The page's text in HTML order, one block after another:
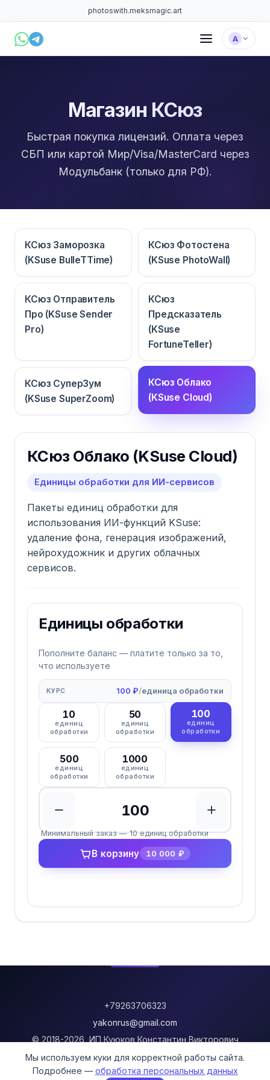
photoswith.meksmagic.art
А
Магазин КСюз
Быстрая покупка лицензий. Оплата через
СБП или картой Мир/Visa/MasterCard через
Модульбанк (только для РФ).
КСюз Заморозка
(KSuse BulleTTime)
КСюз Фотостена
(KSuse PhotoWall)
КСюз Отправитель
Про (KSuse Sender
Pro)
КСюз
Предсказатель
(KSuse
FortuneTeller)
КСюз СуперЗум
(KSuse SuperZoom)
КСюз Облако
(KSuse Cloud)
КСюз Облако (KSuse Cloud)
Единицы обработки для ИИ-сервисов
Пакеты единиц обработки для
использования ИИ-функций KSuse:
удаление фона, генерация изображений,
нейрохудожник и других облачных
сервисов.
Единицы обработки
Пополните баланс — платите только за то,
что используете
КУРС 100 ₽/единица обработки
10
единиц
обработки
50
единиц
обработки
100
единиц
обработки
500
единиц
обработки
1000
единиц
обработки
Количество единиц
Минимальный заказ — 10 единиц обработки
В корзину 10 000 ₽
+79263706323
yakonrus@gmail.com
© 2018-2026, ИП Куюков Константин Викторович
Информация о доставке
Политика возврата
Мы используем куки для корректной работы сайта.
Подробнее — обработка персональных данных